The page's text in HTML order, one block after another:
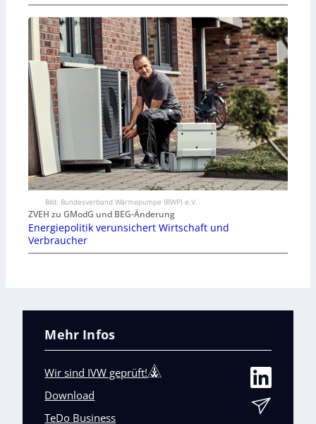
Bild: Bundesverband Wärmepumpe (BWP) e.V.
ZVEH zu GModG und BEG-Änderung
Energiepolitik verunsichert Wirtschaft und
Verbraucher
Mehr Infos
Wir sind IVW geprüft!
Download
TeDo Business